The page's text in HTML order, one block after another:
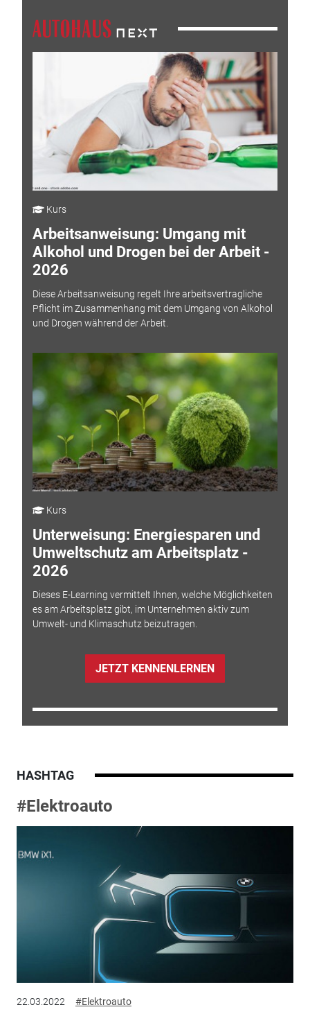
Kurs
Arbeitsanweisung: Umgang mit
Alkohol und Drogen bei der Arbeit -
2026
Diese Arbeitsanweisung regelt Ihre arbeitsvertragliche
Pflicht im Zusammenhang mit dem Umgang von Alkohol
und Drogen während der Arbeit.
Kurs
Unterweisung: Energiesparen und
Umweltschutz am Arbeitsplatz -
2026
Dieses E-Learning vermittelt Ihnen, welche Möglichkeiten
es am Arbeitsplatz gibt, im Unternehmen aktiv zum
Umwelt- und Klimaschutz beizutragen.
JETZT KENNENLERNEN
HASHTAG
#Elektroauto
22.03.2022 #Elektroauto